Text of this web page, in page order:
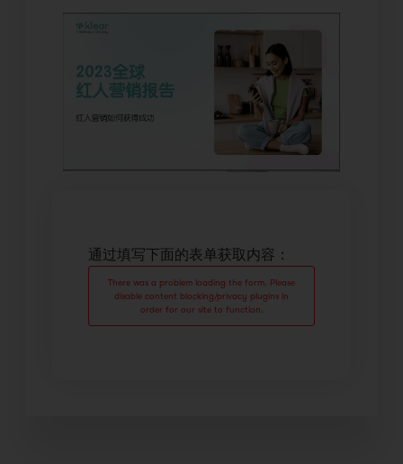
通过填写下面的表单获取内容：
There was a problem loading the form. Please
disable content blocking/privacy plugins in
order for our site to function.